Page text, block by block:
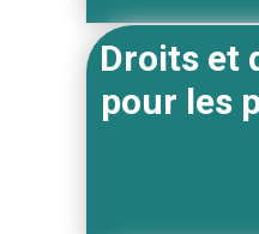
Droits et
pour les